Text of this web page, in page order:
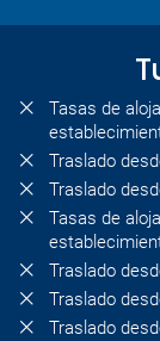
Tasas de
Traslado
Traslado
Tasas de
Traslado
Traslado
Traslado